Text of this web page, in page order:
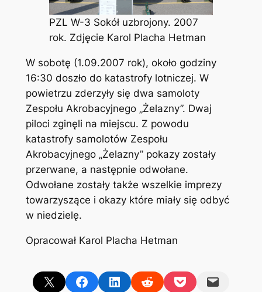
PZL W-3 Sokół uzbrojony. 2007
rok. Zdjęcie Karol Placha Hetman
W sobotę (1.09.2007 rok), około godziny
16:30 doszło do katastrofy lotniczej. W
powietrzu zderzyły się dwa samoloty
Zespołu Akrobacyjnego „Żelazny”. Dwaj
piloci zginęli na miejscu. Z powodu
katastrofy samolotów Zespołu
Akrobacyjnego „Żelazny” pokazy zostały
przerwane, a następnie odwołane.
Odwołane zostały także wszelkie imprezy
towarzyszące i okazy które miały się odbyć
w niedzielę.
Opracował Karol Placha Hetman
Share on X Share on FacebookShare on LinkedInShare on RedditShare on PocketEmail this Page